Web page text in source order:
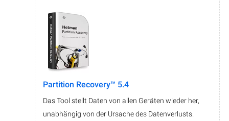
Partition Recovery™ 5.4
Das Tool stellt Daten von allen Geräten wieder her,
unabhängig von der Ursache des Datenverlusts.